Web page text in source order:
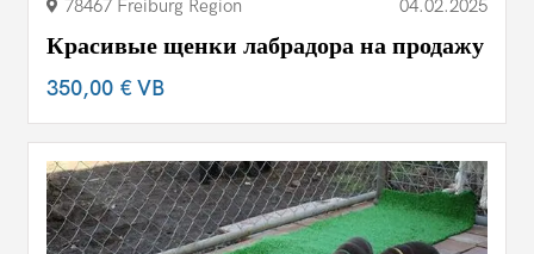
78467 Freiburg Region 04.02.2025
Красивые щенки лабрадора на продажу
350,00 €VB